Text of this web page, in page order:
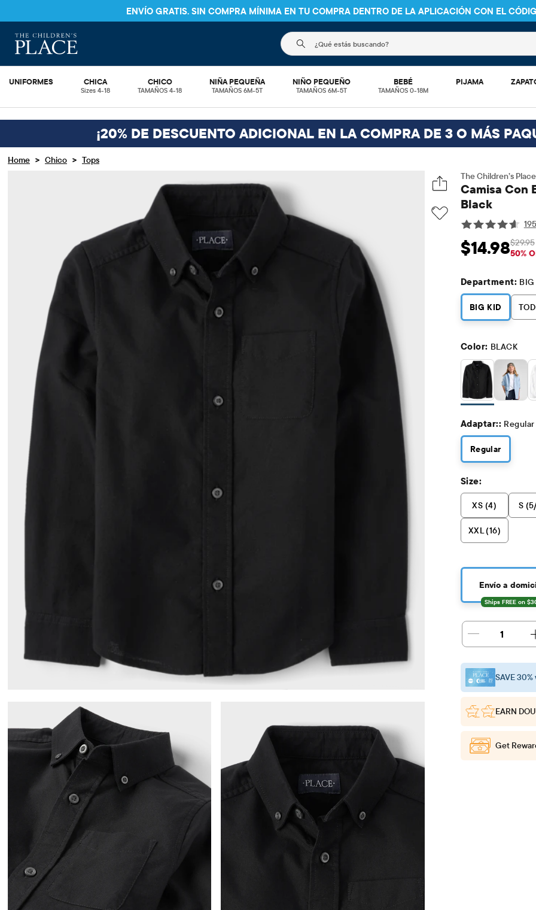
ENVÍO GRATIS. SIN COMPRA MÍNIMA EN TU COMPRA DENTRO DE LA APLICACIÓN CON EL
UNIFORMES CHICA
Sizes 4-18
CHICO
TAMAÑOS 4-18
NIÑA PEQUEÑA
TAMAÑOS 6M-5T
NIÑO PEQUEÑO
TAMAÑOS 6M-5T
BEBÉ
TAMAÑOS 0-18M
PIJAMA
¡20% DE DESCUENTO ADICIONAL EN LA COMPRA DE 3 O MÁS
Home > Chico > Tops
The Children’s
Camisa Con
Black
Precio de venta:
$14.98$29.95
50%
Department:
BIG KID
Color: BLACK
Adaptar:: Regular
Regular
Size:
XS (4) S
XXL (16)
Envío a
1
SAVE
EARN
Get